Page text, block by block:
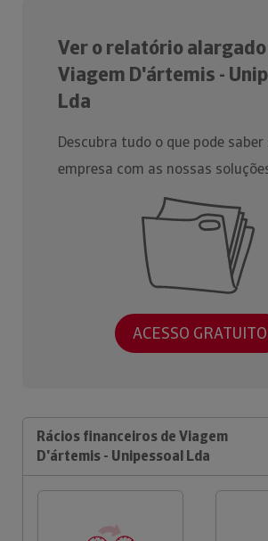
Ver o relatório
Viagem D'ártemis -
Lda
Descubra tudo o que pode
empresa com as nossas
ACESSO GRATUITO
Rácios financeiros de Viagem
D'ártemis - Unipessoal Lda